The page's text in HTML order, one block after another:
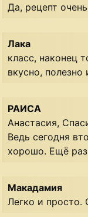
Да, рецепт
Лака
класс, наконец
вкусно,
РАИСА
Анастасия,
Ведь сегодня
хорошо. Ещё
Макадамия
Легко и просто.